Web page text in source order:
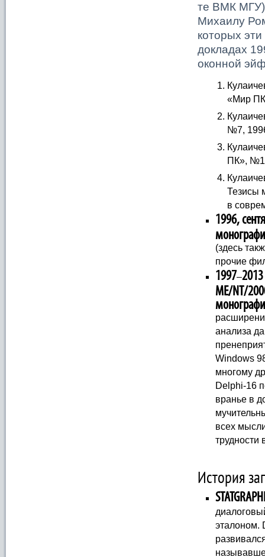
те ВМК
Михаилу
которых
докладах
оконной
«Мир
№7,
ПК»,
Тезисы
в
1996,
(здесь
прочие
1997–
МЕ/NT/
анализа
Windows
многому
Delphi-16
вранье в
всех
трудности
История
эталоном.